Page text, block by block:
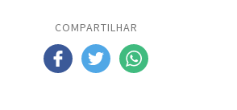
COMPARTILHAR